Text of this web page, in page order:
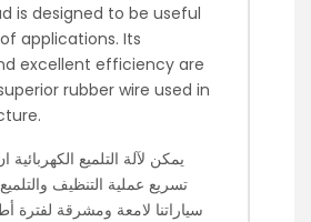
is designed to be useful
applications. Its
excellent efficiency are
rubber wire used in
يمكن لآلة التلميع
تسريع عملية التنظيف
سياراتنا لامعة ومشرقة لفترة